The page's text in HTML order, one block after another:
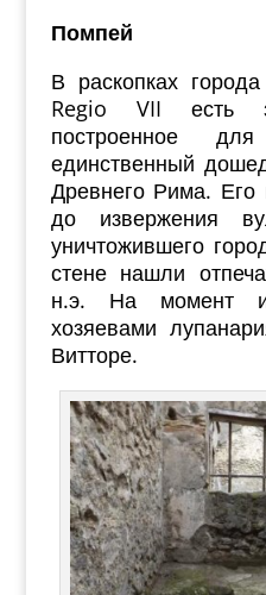
Помпей
В раскопках
Regio VII есть
построенное
единственный
Древнего Рима. Его
до извержения
уничтожившего
стене нашли
н.э. На момент
хозяевами
Витторе.